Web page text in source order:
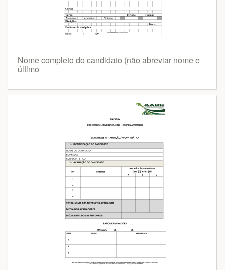
Nome completo do candidato (não abreviar nome e
último